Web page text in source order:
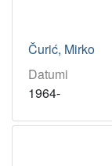
Čurić, Mirko
Datumi
1964-